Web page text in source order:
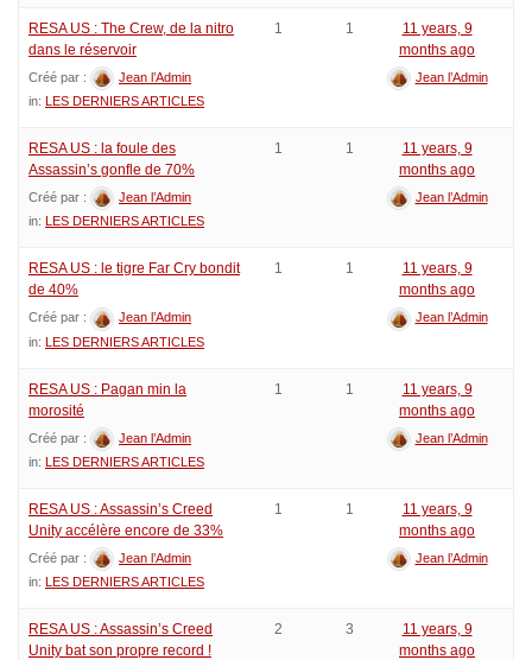
RESA US : The Crew, de la nitro
dans le réservoir
Créé par :
Jean l’Admin
in:
LES DERNIERS ARTICLES
1 1
11 years, 9
months ago
Jean l’Admin
RESA US : la foule des
Assassin’s gonfle de 70%
Créé par :
Jean l’Admin
in: LES DERNIERS ARTICLES
1 1
11 years, 9
months ago
Jean l’Admin
RESA US : le tigre Far Cry bondit
de 40%
Créé par :
Jean l’Admin
in: LES DERNIERS ARTICLES
1 1
11 years, 9
months ago
Jean l’Admin
RESA US : Pagan min la
morosité
Créé par :
Jean l’Admin
in: LES DERNIERS ARTICLES
1 1
11 years, 9
months ago
Jean l’Admin
RESA US : Assassin’s Creed
Unity accélère encore de 33%
Créé par :
Jean l’Admin
in: LES DERNIERS ARTICLES
1 1
11 years, 9
months ago
Jean l’Admin
RESA US : Assassin’s Creed
Unity bat son propre record !
2 3
11 years, 9
months ago